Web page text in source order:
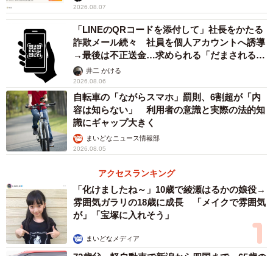
AIチャットの仕事での使用経験と職種別（提供画像）
さらに、「AIチャットの使用経験がある」と回答した537人
に対して、「仕事上での使用経験」を聞いたところ、
31.1%の人が「仕事での使用経験あり」と回答。これを職
種別にみると、「SE・エンジニア」（98.0%）が最も多
く、以下、「企画・管理」（48.1%）、「マーケティン
グ」（46.2%）、「クリエイター」（35.3%）、「営業」
（30.9%）が続いています。
2026.08.07
「LINEのQRコードを添付して」社長をかたる
詐欺メール続々 社員を個人アカウントへ誘導
→最後は不正送金…求められる「だまされる前
提」の対策
井二 かける
2026.08.06
自転車の「ながらスマホ」罰則、6割超が「内
容は知らない」 利用者の意識と実際の法的知
識にギャップ大きく
まいどなニュース情報部
2026.08.05
アクセスランキング
「化けましたね～」10歳で綾瀬はるかの娘役→
雰囲気ガラリの18歳に成長 「メイクで雰囲気
が」「宝塚に入れそう」
まいどなメディア